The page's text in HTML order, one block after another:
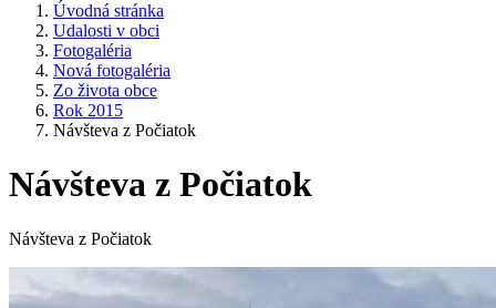
Úvodná stránka
Udalosti v obci
Fotogaléria
Nová fotogaléria
Zo života obce
Rok 2015
Návšteva z Počiatok
Návšteva z Počiatok
Návšteva z Počiatok